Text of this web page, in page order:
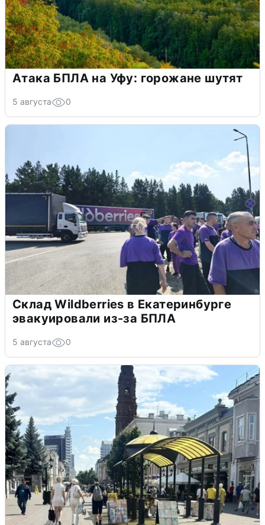
Атака БПЛА на Уфу: горожане шутят
5 августа 0
Склад Wildberries в Екатеринбурге
эвакуировали из-за БПЛА
5 августа 0